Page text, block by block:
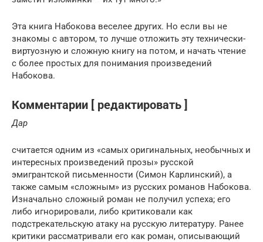
Эта книга Набокова веселее других. Но если вы не
знакомы с автором, то лучше отложить эту технически-
виртуозную и сложную книгу на потом, и начать чтение
с более простых для понимания произведений
Набокова.
Комментарии [ редактировать ]
Дар
считается одним из «самых оригинальных, необычных и
интересных произведений прозы» русской
эмигрантской письменности (Симон Карлинский), а
также самым «сложным» из русских романов Набокова.
Изначально сложный роман не получил успеха; его
либо игнорировали, либо критиковали как
подстрекательскую атаку на русскую литературу. Ранее
критики рассматривали его как роман, описывающий